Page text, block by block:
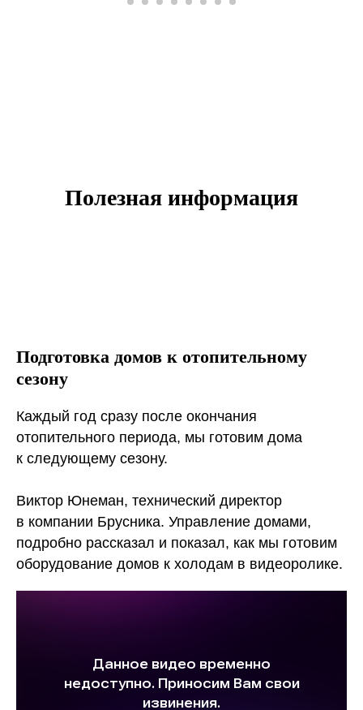
Полезная информация
Подготовка домов к отопительному
сезону
Каждый год сразу после окончания
отопительного периода, мы готовим дома
к следующему сезону.
Виктор Юнеман, технический директор
в компании Брусника. Управление домами,
подробно рассказал и показал, как мы готовим
оборудование домов к холодам в видеоролике.